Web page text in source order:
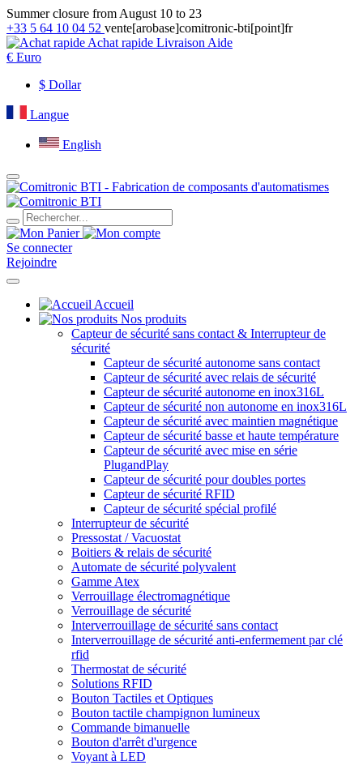
Summer closure from August 10 to 23
+33 5 64 10 04 52 vente[arobase]comitronic-bti[point]fr
Achat rapide Livraison Aide
€ Euro
$ Dollar
Langue
English
Se connecter
Rejoindre
Accueil
Nos produits
Capteur de sécurité sans contact & Interrupteur de
sécurité
Capteur de sécurité autonome sans contact
Capteur de sécurité avec relais de sécurité
Capteur de sécurité autonome en inox316L
Capteur de sécurité non autonome en inox316L
Capteur de sécurité avec maintien magnétique
Capteur de sécurité basse et haute température
Capteur de sécurité avec mise en série
PlugandPlay
Capteur de sécurité pour doubles portes
Capteur de sécurité RFID
Capteur de sécurité spécial profilé
Interrupteur de sécurité
Pressostat / Vacuostat
Boitiers & relais de sécurité
Automate de sécurité polyvalent
Gamme Atex
Verrouillage électromagnétique
Verrouillage de sécurité
Interverrouillage de sécurité sans contact
Interverrouillage de sécurité anti-enfermement par clé
rfid
Thermostat de sécurité
Solutions RFID
Bouton Tactiles et Optiques
Bouton tactile champignon lumineux
Commande bimanuelle
Bouton d'arrêt d'urgence
Voyant à LED